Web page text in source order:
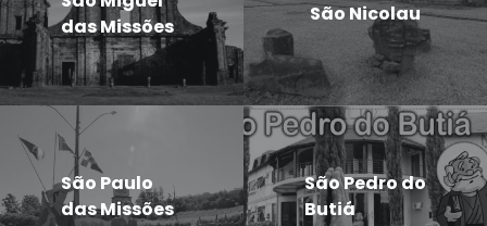
das Missões
São Nicolau
São Paulo
das Missões
São Pedro do
Butiá